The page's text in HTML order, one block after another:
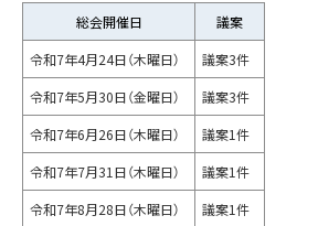
総会開催日
議案
令和7年4月24日（木曜日）
議案3件
令和7年5月30日（金曜日）
議案3件
令和7年6月26日（木曜日）
議案1件
令和7年7月31日（木曜日）
議案1件
令和7年8月28日（木曜日）
議案1件